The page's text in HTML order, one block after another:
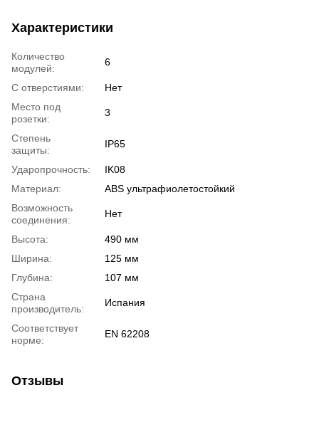
Характеристики
Количество
модулей:
6
С отверстиями:
Нет
Место под
розетки:
3
Степень
защиты:
IP65
Ударопрочность:
IK08
Материал:
ABS ультрафиолетостойкий
Возможность
соединения:
Нет
Высота:
490 мм
Ширина:
125 мм
Глубина:
107 мм
Страна
производитель:
Испания
Соответствует
норме:
EN 62208
Отзывы